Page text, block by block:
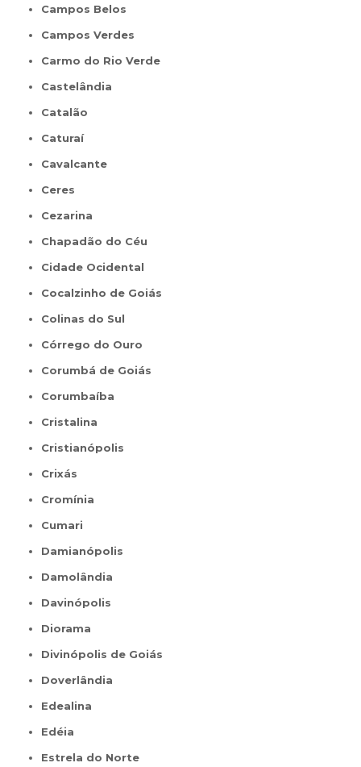
Campos Belos
Campos Verdes
Carmo do Rio Verde
Castelândia
Catalão
Caturaí
Cavalcante
Ceres
Cezarina
Chapadão do Céu
Cidade Ocidental
Cocalzinho de Goiás
Colinas do Sul
Córrego do Ouro
Corumbá de Goiás
Corumbaíba
Cristalina
Cristianópolis
Crixás
Cromínia
Cumari
Damianópolis
Damolândia
Davinópolis
Diorama
Divinópolis de Goiás
Doverlândia
Edealina
Edéia
Estrela do Norte